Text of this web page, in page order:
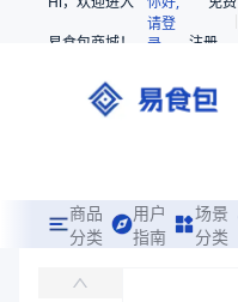
易食包商城！
请登
录
注册
商品
分类
用户
指南
场景
分类
主要适用于密封装有米饭、熟食